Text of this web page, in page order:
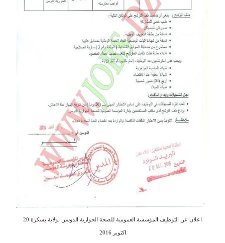
اعلان عن التوظيف المؤسسة العمومية للصحة الجوارية الدوسن بولاية بسكرة 20
اكتوبر 2016